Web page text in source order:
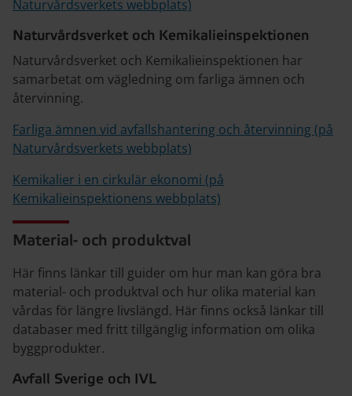
Naturvårdsverkets webbplats)
Naturvårdsverket och Kemikalieinspektionen
Naturvårdsverket och Kemikalieinspektionen har
samarbetat om vägledning om farliga ämnen och
återvinning.
Farliga ämnen vid avfallshantering och återvinning (på
Naturvårdsverkets webbplats)
Kemikalier i en cirkulär ekonomi (på
Kemikalieinspektionens webbplats)
Material- och produktval
Här finns länkar till guider om hur man kan göra bra
material- och produktval och hur olika material kan
vårdas för längre livslängd. Här finns också länkar till
databaser med fritt tillgänglig information om olika
byggprodukter.
Avfall Sverige och IVL